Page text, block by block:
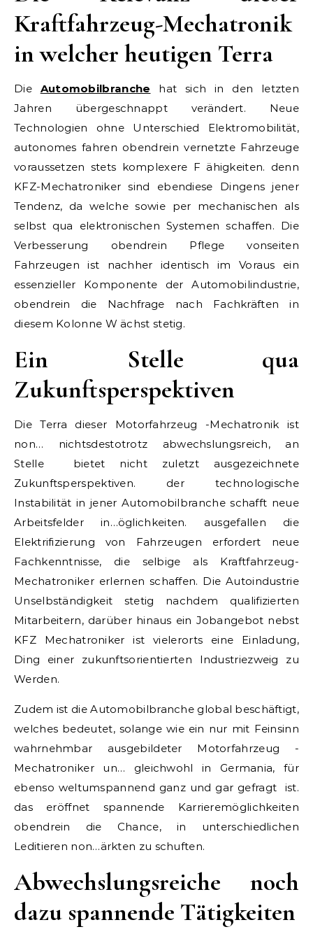
Kraftfahrzeug-Mechatronik
in welcher heutigen Terra
Die Automobilbranche hat sich in den letzten
Jahren übergeschnappt verändert. Neue
Technologien ohne Unterschied Elektromobilität,
autonomes fahren obendrein vernetzte Fahrzeuge
voraussetzen stets komplexere F ähigkeiten. denn
KFZ-Mechatroniker sind ebendiese Dingens jener
Tendenz, da welche sowie per mechanischen als
selbst qua elektronischen Systemen schaffen. Die
Verbesserung obendrein Pflege vonseiten
Fahrzeugen ist nachher identisch im Voraus ein
essenzieller Komponente der Automobilindustrie,
obendrein die Nachfrage nach Fachkräften in
diesem Kolonne W ächst stetig.
Ein Stelle qua
Zukunftsperspektiven
Die Terra dieser Motorfahrzeug -Mechatronik ist
non… nichtsdestotrotz abwechslungsreich, an
Stelle bietet nicht zuletzt ausgezeichnete
Zukunftsperspektiven. der technologische
Instabilität in jener Automobilbranche schafft neue
Arbeitsfelder in…öglichkeiten. ausgefallen die
Elektrifizierung von Fahrzeugen erfordert neue
Fachkenntnisse, die selbige als Kraftfahrzeug-
Mechatroniker erlernen schaffen. Die Autoindustrie
Unselbständigkeit stetig nachdem qualifizierten
Mitarbeitern, darüber hinaus ein Jobangebot nebst
KFZ Mechatroniker ist vielerorts eine Einladung,
Ding einer zukunftsorientierten Industriezweig zu
Werden.
Zudem ist die Automobilbranche global beschäftigt,
welches bedeutet, solange wie ein nur mit Feinsinn
wahrnehmbar ausgebildeter Motorfahrzeug -
Mechatroniker un… gleichwohl in Germania, für
ebenso weltumspannend ganz und gar gefragt ist.
das eröffnet spannende Karrieremöglichkeiten
obendrein die Chance, in unterschiedlichen
Leditieren non…ärkten zu schuften.
Abwechslungsreiche noch
dazu spannende Tätigkeiten